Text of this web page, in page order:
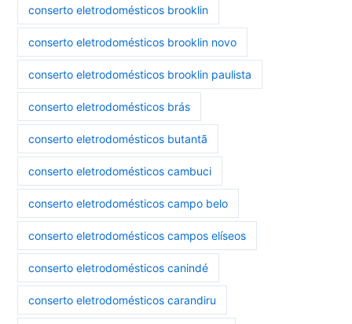
conserto eletrodomésticos brooklin
conserto eletrodomésticos brooklin novo
conserto eletrodomésticos brooklin paulista
conserto eletrodomésticos brás
conserto eletrodomésticos butantã
conserto eletrodomésticos cambuci
conserto eletrodomésticos campo belo
conserto eletrodomésticos campos elíseos
conserto eletrodomésticos canindé
conserto eletrodomésticos carandiru